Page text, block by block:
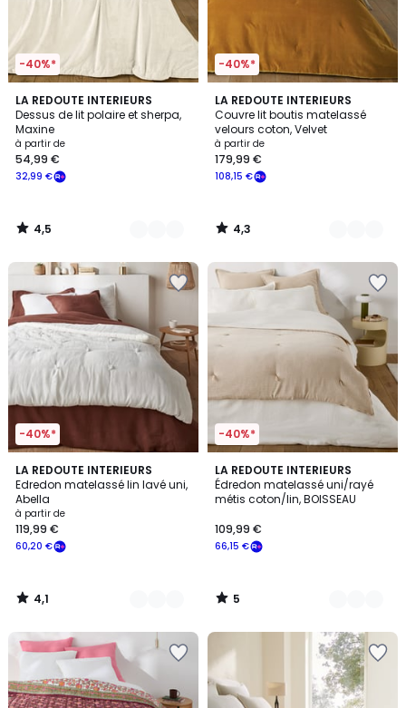
-40%*
LA REDOUTE INTERIEURS
Dessus de lit polaire et sherpa,
Maxine
à partir de
32,99 €
54,99 €
4,5
/ 5
6
Couleurs
4,5
/
-40%*
LA REDOUTE INTERIEURS
Couvre lit boutis matelassé
velours coton, Velvet
à partir de
108,15 €
179,99 €
4,3
/ 5
9
Couleurs
4,3
/
-40%*
LA REDOUTE INTERIEURS
Edredon matelassé lin lavé uni,
Abella
à partir de
60,20 €
119,99 €
4,1
/ 5
4
Couleurs
4,1
/
-40%*
LA REDOUTE INTERIEURS
Édredon matelassé uni/rayé
métis coton/lin, BOISSEAU
66,15 €
109,99 €
5
/
5
3
Couleurs
5
/